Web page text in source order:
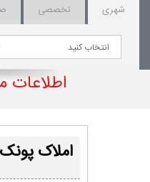
شهری تخصصی
اطلاعات
املاک پونک